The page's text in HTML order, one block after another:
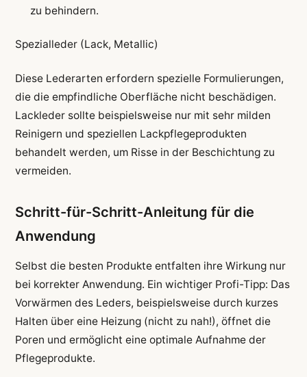
zu behindern.
Spezialleder (Lack, Metallic)
Diese Lederarten erfordern spezielle Formulierungen,
die die empfindliche Oberfläche nicht beschädigen.
Lackleder sollte beispielsweise nur mit sehr milden
Reinigern und speziellen Lackpflegeprodukten
behandelt werden, um Risse in der Beschichtung zu
vermeiden.
Schritt-für-Schritt-Anleitung für die
Anwendung
Selbst die besten Produkte entfalten ihre Wirkung nur
bei korrekter Anwendung. Ein wichtiger Profi-Tipp: Das
Vorwärmen des Leders, beispielsweise durch kurzes
Halten über eine Heizung (nicht zu nah!), öffnet die
Poren und ermöglicht eine optimale Aufnahme der
Pflegeprodukte.